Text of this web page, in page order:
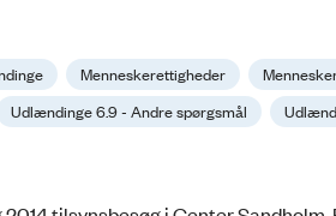
Menneskerettigheder
Udlændinge 6.9 - Andre spørgsmål